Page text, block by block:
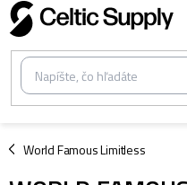
Prejsť
na
obsah
World Famous Limitless
/